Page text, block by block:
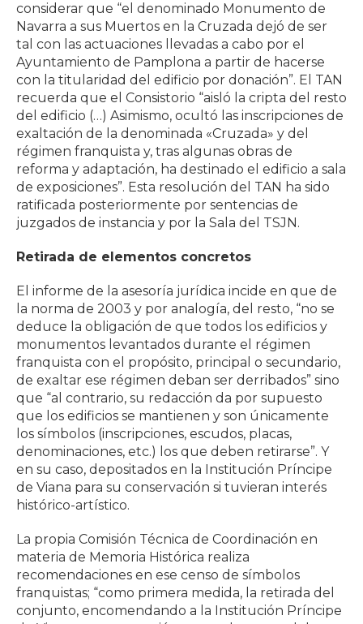
considerar que “el denominado Monumento de
Navarra a sus Muertos en la Cruzada dejó de ser
tal con las actuaciones llevadas a cabo por el
Ayuntamiento de Pamplona a partir de hacerse
con la titularidad del edificio por donación”. El TAN
recuerda que el Consistorio “aisló la cripta del resto
del edificio (…) Asimismo, ocultó las inscripciones de
exaltación de la denominada «Cruzada» y del
régimen franquista y, tras algunas obras de
reforma y adaptación, ha destinado el edificio a sala
de exposiciones”. Esta resolución del TAN ha sido
ratificada posteriormente por sentencias de
juzgados de instancia y por la Sala del TSJN.
Retirada de elementos concretos
El informe de la asesoría jurídica incide en que de
la norma de 2003 y por analogía, del resto, “no se
deduce la obligación de que todos los edificios y
monumentos levantados durante el régimen
franquista con el propósito, principal o secundario,
de exaltar ese régimen deban ser derribados” sino
que “al contrario, su redacción da por supuesto
que los edificios se mantienen y son únicamente
los símbolos (inscripciones, escudos, placas,
denominaciones, etc.) los que deben retirarse”. Y
en su caso, depositados en la Institución Príncipe
de Viana para su conservación si tuvieran interés
histórico-artístico.
La propia Comisión Técnica de Coordinación en
materia de Memoria Histórica realiza
recomendaciones en ese censo de símbolos
franquistas; “como primera medida, la retirada del
conjunto, encomendando a la Institución Príncipe